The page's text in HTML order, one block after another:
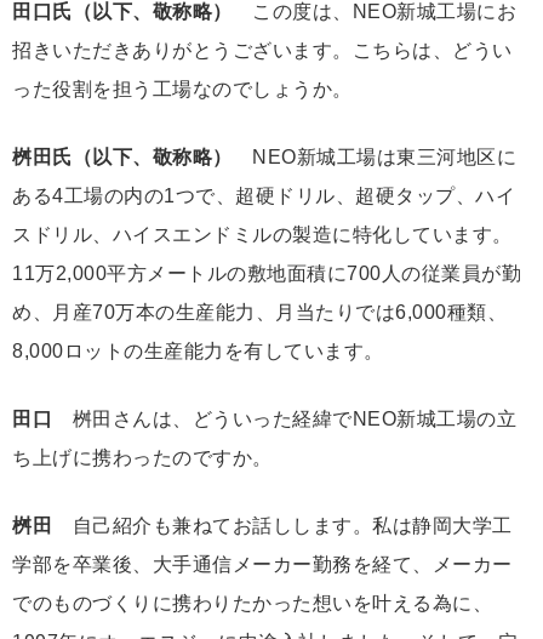
田口氏（以下、敬称略）
この度は、NEO新城工場にお
招きいただきありがとうございます。こちらは、どうい
った役割を担う工場なのでしょうか。
桝田氏（以下、敬称略）
NEO新城工場は東三河地区に
ある4工場の内の1つで、超硬ドリル、超硬タップ、ハイ
スドリル、ハイスエンドミルの製造に特化しています。
11万2,000平方メートルの敷地面積に700人の従業員が勤
め、月産70万本の生産能力、月当たりでは6,000種類、
8,000ロットの生産能力を有しています。
田口
桝田さんは、どういった経緯でNEO新城工場の立
ち上げに携わったのですか。
桝田
自己紹介も兼ねてお話しします。私は静岡大学工
学部を卒業後、大手通信メーカー勤務を経て、メーカー
でのものづくりに携わりたかった想いを叶える為に、